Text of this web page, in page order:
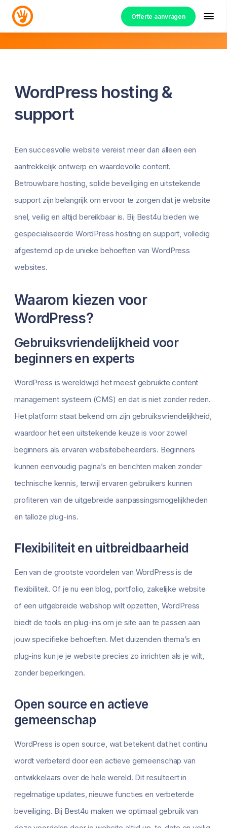
Offerte aanvragen
WordPress hosting &
support
Een succesvolle website vereist meer dan alleen een
aantrekkelijk ontwerp en waardevolle content.
Betrouwbare hosting, solide beveiliging en uitstekende
support zijn belangrijk om ervoor te zorgen dat je website
snel, veilig en altijd bereikbaar is. Bij Best4u bieden we
gespecialiseerde WordPress hosting en support, volledig
afgestemd op de unieke behoeften van WordPress
websites.
Waarom kiezen voor
WordPress?
Gebruiksvriendelijkheid voor
beginners en experts
WordPress is wereldwijd het meest gebruikte content
management systeem (CMS) en dat is niet zonder reden.
Het platform staat bekend om zijn gebruiksvriendelijkheid,
waardoor het een uitstekende keuze is voor zowel
beginners als ervaren websitebeheerders. Beginners
kunnen eenvoudig pagina’s en berichten maken zonder
technische kennis, terwijl ervaren gebruikers kunnen
profiteren van de uitgebreide aanpassingsmogelijkheden
en talloze plug-ins.
Flexibiliteit en uitbreidbaarheid
Een van de grootste voordelen van WordPress is de
flexibiliteit. Of je nu een blog, portfolio, zakelijke website
of een uitgebreide webshop wilt opzetten, WordPress
biedt de tools en plug-ins om je site aan te passen aan
jouw specifieke behoeften. Met duizenden thema’s en
plug-ins kun je je website precies zo inrichten als je wilt,
zonder beperkingen.
Open source en actieve
gemeenschap
WordPress is open source, wat betekent dat het continu
wordt verbeterd door een actieve gemeenschap van
ontwikkelaars over de hele wereld. Dit resulteert in
regelmatige updates, nieuwe functies en verbeterde
beveiliging. Bij Best4u maken we optimaal gebruik van